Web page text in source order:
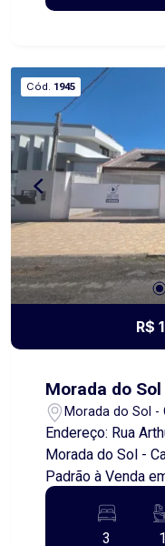
enquanto a
amplamente
em portas e
segurança. E o jardim? é pura poesia. Um espaço
onde o verde
árvores frutíferas
aproveitar a vida
para receber
Cód. 1945
R$
Morada do Sol
Morada do Sol -
Endereço: Rua
Morada do Sol - Castro/PR.
Padrão à Venda
Apresentamos
em um dos
ideal para quem
3 1